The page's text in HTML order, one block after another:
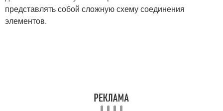
представлять собой сложную схему соединения
элементов.